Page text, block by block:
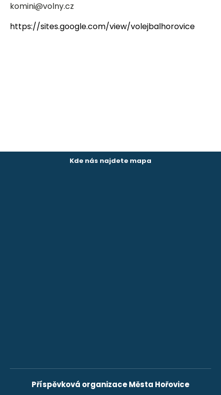
komini@volny.cz
https://sites.google.com/view/volejbalhorovice
Kde nás najdete mapa
Příspěvková organizace Města Hořovice